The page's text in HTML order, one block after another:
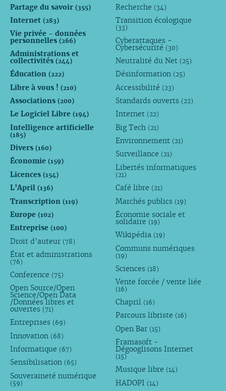
Partage du savoir (355)
Internet (283)
Vie privée - données
personnelles (266)
Administrations et
collectivités (244)
Éducation (222)
Libre à vous ! (210)
Associations (200)
Le Logiciel Libre (194)
Intelligence artificielle
(185)
Divers (160)
Économie (159)
Licences (154)
L’April (136)
Transcription (119)
Europe (102)
Entreprise (100)
Droit d’auteur (78)
État et administrations
(76)
Conference (75)
Open Source/Open
Science/Open Data
/Données libres et
ouvertes (71)
Entreprises (69)
Innovation (68)
Informatique (67)
Sensibilisation (65)
Souveraineté numérique
(59)
Recherche (34)
Transition écologique
(33)
Cyberattaques -
Cybersécurité (30)
Neutralité du Net (25)
Désinformation (25)
Accessibilité (23)
Standards ouverts (22)
Internet (22)
Big Tech (21)
Environnement (21)
Surveillance (21)
Libertés informatiques
(21)
Café libre (21)
Marchés publics (19)
Économie sociale et
solidaire (19)
Wikipédia (19)
Communs numériques
(19)
Sciences (18)
Vente forcée / vente liée
(16)
Chapril (16)
Parcours libriste (16)
Open Bar (15)
Framasoft -
Dégooglisons Internet
(15)
Musique libre (14)
HADOPI (14)